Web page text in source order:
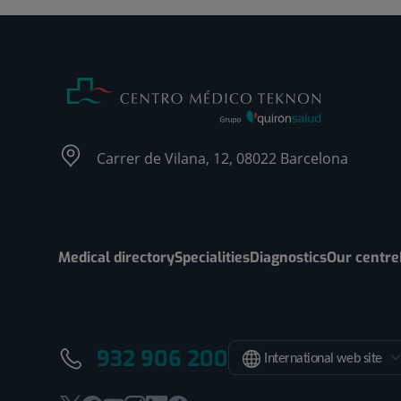
Carrer de Vilana, 12, 08022 Barcelona
Medical directorySpecialitiesDiagnosticsOur centre
932 906 200 International web site